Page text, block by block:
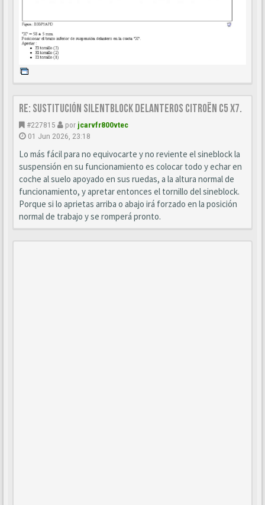
Re: Sustitución SILENTBLOCK delanteros Citroën C5 X7.
#227815 por jcarvfr800vtec
01 Jun 2026, 23:18
Lo más fácil para no equivocarte y no reviente el sineblock la
suspensión en su funcionamiento es colocar todo y echar en
coche al suelo apoyado en sus ruedas, a la altura normal de
funcionamiento, y apretar entonces el tornillo del sineblock.
Porque si lo aprietas arriba o abajo irá forzado en la posición
normal de trabajo y se romperá pronto.